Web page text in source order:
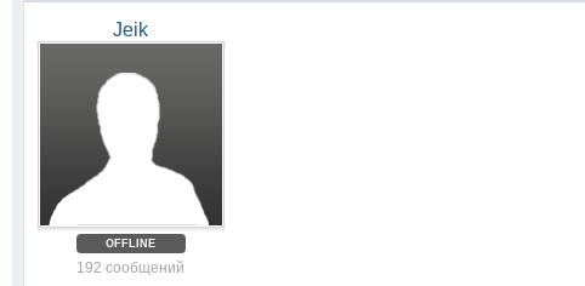
Jeik
OFFLINE
192 сообщений